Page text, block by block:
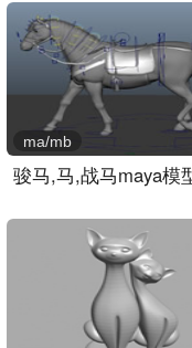
ma/mb